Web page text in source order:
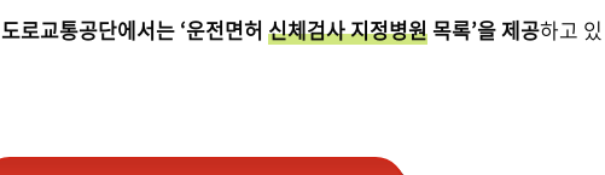
도로교통공단에서는 ‘운전면허 신체검사 지정병원 목록’을 제공하고 있